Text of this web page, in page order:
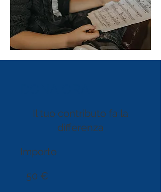
Il tuo contributo fa la
differenza
Importo
50 €